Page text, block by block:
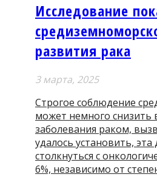
Исследование
развития рака
3 мартa, 2025
Строгое соблюдение
может немного снизить
заболевания раком,
удалось установить,
столкнуться с
6%, независимо от